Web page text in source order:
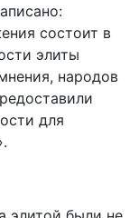
состоит в
элиты
народов
для